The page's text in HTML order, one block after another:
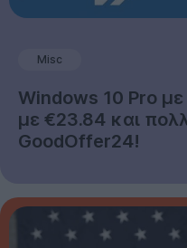
Misc
Windows 10 Pro
με €23.84 και
GoodOffer24!